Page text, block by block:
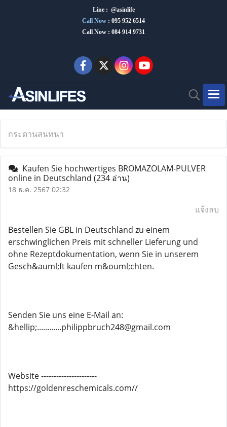
Line : @asinlife
Call Now : 095 952 6514
Call Now : 084 914 9731
กระดานสนทนา
Kaufen Sie hochwertiges BROMAZOLAM-PULVER
online in Deutschland (234 อ่าน)
18 ธ.ค. 2567 02:32
แจ้งลบ
Bestellen Sie GBL in Deutschland zu einem
erschwinglichen Preis mit schneller Lieferung und
ohne Rezeptdokumentation, wenn Sie in unserem
Gesch&auml;ft kaufen m&ouml;chten.
Senden Sie uns eine E-Mail an:
&hellip;............philippbruch248@gmail.com
Website ----------------------
https://goldenreschemicals.com//